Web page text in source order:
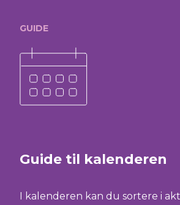
GUIDE
Guide til kalenderen
I kalenderen kan du sortere i